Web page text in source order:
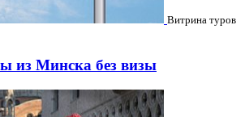
Витрина туров
из Минска без визы